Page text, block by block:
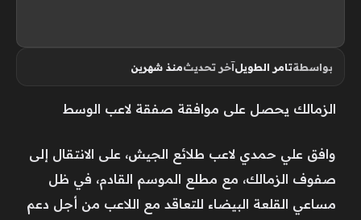
بواسطةتامر الطويلآخر تحديثمنذ شهرين
الزمالك يحصل على موافقة صفقة لاعب الوسط
وافق علي حمدي لاعب طلائع الجيش، على الانتقال إلى
صفوف الزمالك، مع مطلع الموسم القادم، في ظل
مساعي القلعة البيضاء للتعاقد مع اللاعب من أجل دعم